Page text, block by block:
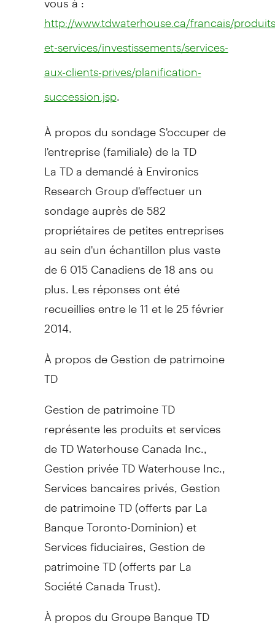
http://www.tdwaterhouse.ca/francais/
et-services/investissements/services-
aux-clients-prives/planification-
succession.jsp.
À propos du sondage S'occuper de
l'entreprise (familiale) de la TD
La TD a demandé à Environics
Research Group d'effectuer un
sondage auprès de 582
propriétaires de petites entreprises
au sein d'un échantillon plus vaste
de 6 015 Canadiens de 18 ans ou
plus. Les réponses ont été
recueillies entre le 11 et le 25 février
2014.
À propos deGestion depatrimoine
TD
Gestion depatrimoine TD
représente les produits et services
de TD Waterhouse Canada Inc.,
Gestion privée TD Waterhouse Inc.,
Services bancaires privés, Gestion
depatrimoine TD (offerts par La
Banque Toronto-Dominion) et
Services fiduciaires, Gestion de
patrimoine TD (offerts par La
Société Canada Trust).
À propos du Groupe Banque TD